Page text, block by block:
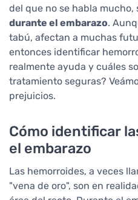
del que no se habla mucho,
durante el embarazo.
tabú, afectan a muchas
entonces identificar
realmente ayuda y cuáles
tratamiento seguras?
prejuicios.
Cómo identificar
el embarazo
Las hemorroides, a veces
"vena de oro", son en